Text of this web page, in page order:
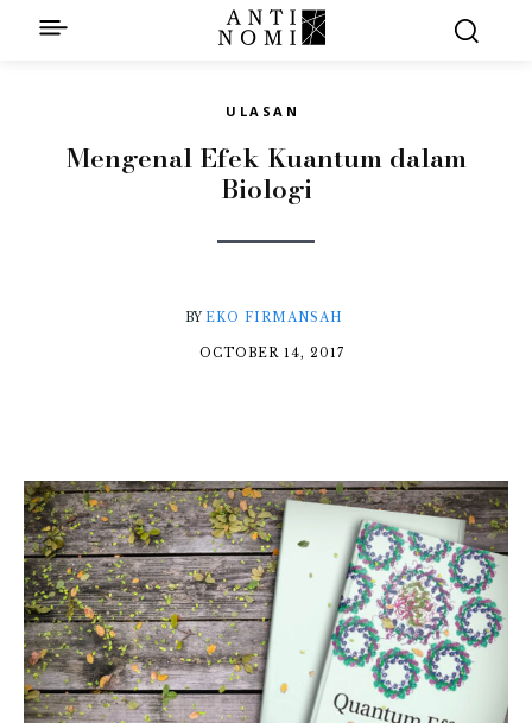
ULASAN
Mengenal Efek Kuantum dalam
Biologi
BY EKO FIRMANSAH
OCTOBER 14, 2017